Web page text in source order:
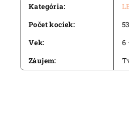
Kategória:
Počet kociek:
Vek:
6
Záujem: